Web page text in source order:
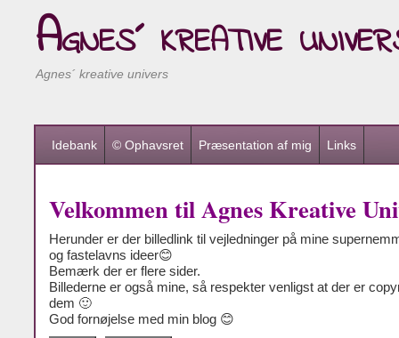
Agnes´ kreative
Agnes´ kreative univers
Idebank © Ophavsret Præsentation af mig Links
Velkommen til Agnes Kreative
Herunder er der billedlink til vejledninger på mine
og fastelavns ideer😊
Bemærk der er flere sider.
Billederne er også mine, så respekter venligst at der er
dem 🙂
God fornøjelse med min blog 😊